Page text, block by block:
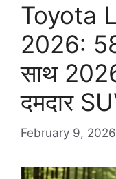
Toyota
2026:
साथ
दमदार
February 9, 2026